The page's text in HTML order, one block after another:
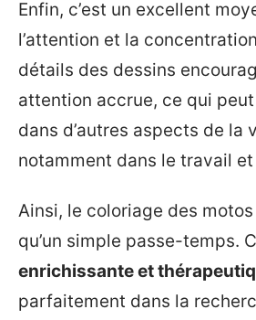
Enfin, c’est un excellent
l’attention et la
détails des dessins
attention accrue, ce qui
dans d’autres aspects de la
notamment dans le travail
Ainsi, le coloriage des
qu’un simple passe-temps.
enrichissante et
parfaitement dans la